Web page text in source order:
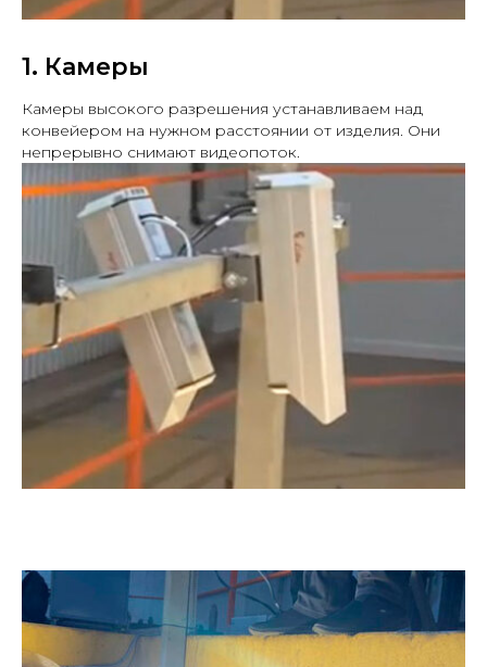
1. Камеры
Камеры высокого разрешения устанавливаем над
конвейером на нужном расстоянии от изделия. Они
непрерывно снимают видеопоток.